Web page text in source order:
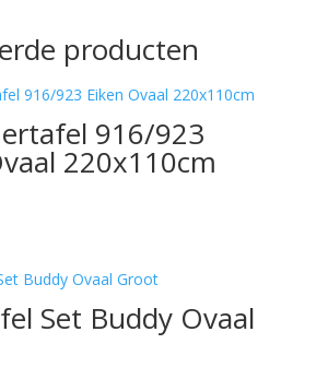
producten
916/923
220x110cm
Set Buddy Ovaal